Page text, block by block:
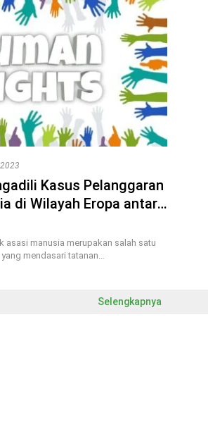
Kasus Pelanggaran
di Wilayah Eropa antara
Rights dan
Court
asasi manusia merupakan salah satu
mendasari tatanan…
Selengkapnya